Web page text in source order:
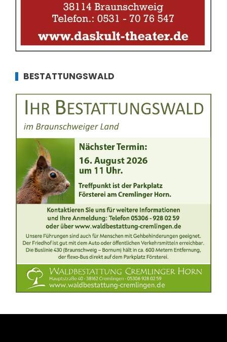
BESTATTUNGSWALD